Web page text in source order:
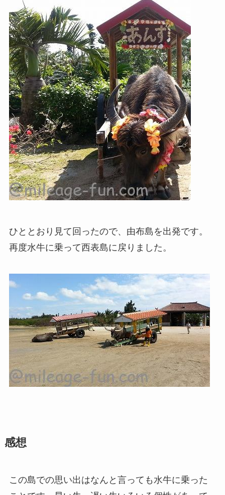
ひととおり見て回ったので、由布島を出発です。
再度水牛に乗って西表島に戻りました。
感想
この島での思い出はなんと言っても水牛に乗った